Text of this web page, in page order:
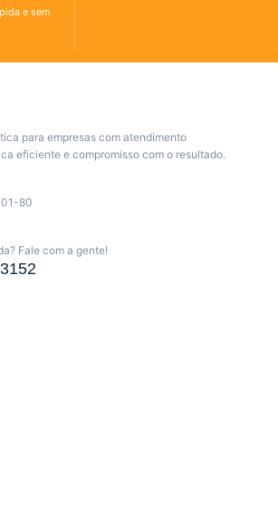
e sem
para empresas com atendimento
eficiente e compromisso com o resultado.
80
Fale com a gente!